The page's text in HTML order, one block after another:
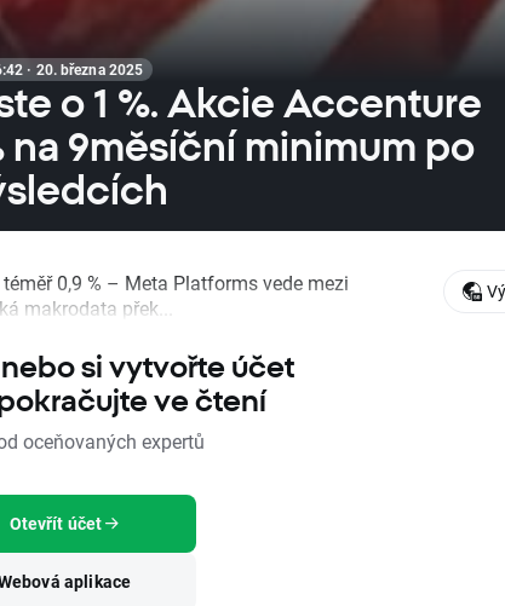
· 20. března 2025
o 1 %. Akcie Accenture
na 9měsíční minimum po
0,9 % – Meta Platforms vede mezi
makrodata přek...
si vytvořte účet
ve čtení
oceňovaných expertů
Otevřít účet
aplikace